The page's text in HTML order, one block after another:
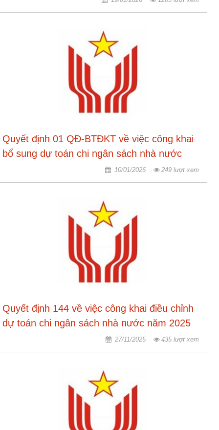
Quyết định 01 QĐ-BTĐKT về việc công khai
bổ sung dự toán chi ngân sách nhà nước
10/01/2026 249 lượt xem
Quyết định 144 về việc công khai điều chỉnh
dự toán chi ngân sách nhà nước năm 2025
27/11/2025 435 lượt xem